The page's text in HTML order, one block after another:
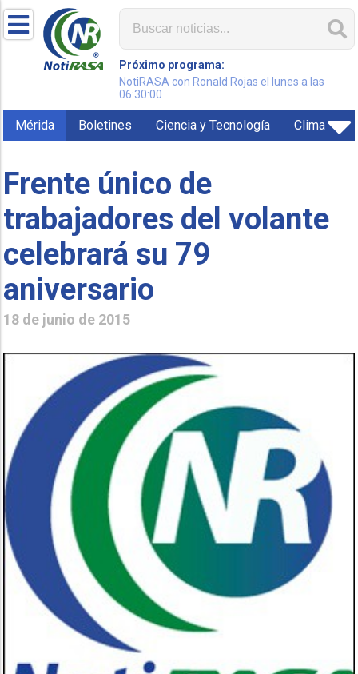
Próximo programa:
NotiRASA con Ronald Rojas el lunes a las
06:30:00
Mérida Boletines Ciencia y Tecnología Clima
Frente único de
trabajadores del volante
celebrará su 79
aniversario
18 de junio de 2015